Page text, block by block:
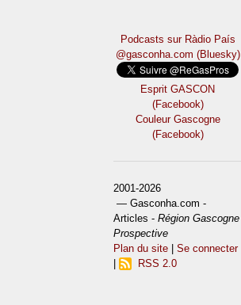
Podcasts sur Ràdio País
@gasconha.com (Bluesky)
Esprit GASCON
(Facebook)
Couleur Gascogne
(Facebook)
2001-2026
— Gasconha.com -
Articles -Région Gascogne
Prospective
Plan du site |Se connecter
RSS 2.0